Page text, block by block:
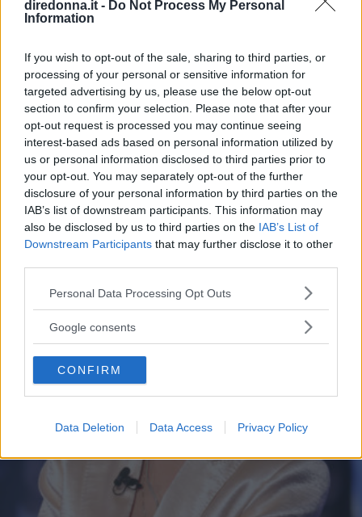
diredonna.it - Do Not Process My Personal
Information
If you wish to opt-out of the sale, sharing to third parties, or
processing of your personal or sensitive information for
targeted advertising by us, please use the below opt-out
section to confirm your selection. Please note that after your
opt-out request is processed you may continue seeing
interest-based ads based on personal information utilized by
us or personal information disclosed to third parties prior to
your opt-out. You may separately opt-out of the further
disclosure of your personal information by third parties on the
IAB’s list of downstream participants. This information may
also be disclosed by us to third parties on the IAB’s List of
Downstream Participants that may further disclose it to other
Please note that this website/app uses one or more Google
not limited to your visit or usage behaviour. You may click to
use your data for below specified purposes in below Google
consent section.
Personal Data Processing Opt Outs
Google consents
CONFIRM
Data Deletion Data Access Privacy Policy
Emma Marrone parla di Belen
Rodriguez sui social
La cantante parla della storica rivale in amore, ma non si
sbilancia sul suo ex.